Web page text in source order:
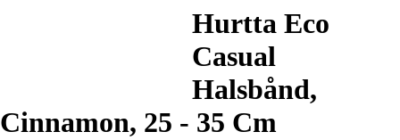
Hurtta Eco
Casual
Halsbånd,
Cinnamon, 25 - 35 Cm